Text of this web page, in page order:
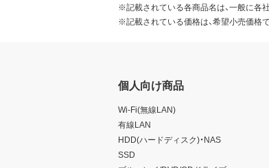
※記載されている各商品名は、一般に各
※記載されている価格は、希望小売価格で
個人向け商品
Wi-Fi(無線LAN)
有線LAN
HDD(ハードディスク)・NAS
SSD